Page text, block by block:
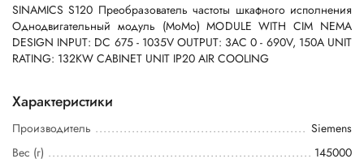
SINAMICS S120 Преобразователь частоты шкафного исполнения
Однодвигательный модуль (MoMo) MODULE WITH CIM NEMA
DESIGN INPUT: DC 675 - 1035V OUTPUT: 3AC 0 - 690V, 150A UNIT
RATING: 132KW CABINET UNIT IP20 AIR COOLING
Характеристики
Производитель
Siemens
Вес (г)
145000